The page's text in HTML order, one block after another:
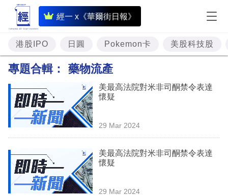
經一 x《華爾街日報》
即
時
財
經
投
資
理
港股IPO 日圓 Pokemon卡 美股科技股
專題合輯： 藥物流產
美最高法院對米非司酮禁令表達
懷疑
29 Mar 2024
美最高法院對米非司酮禁令表達
懷疑
29 Mar 2024